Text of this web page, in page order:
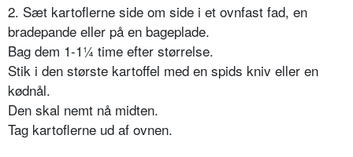
2. Sæt kartoflerne side om side i et ovnfast fad, en
bradepande eller på en bageplade.
Bag dem 1-1¼ time efter størrelse.
Stik i den største kartoffel med en spids kniv eller en
kødnål.
Den skal nemt nå midten.
Tag kartoflerne ud af ovnen.